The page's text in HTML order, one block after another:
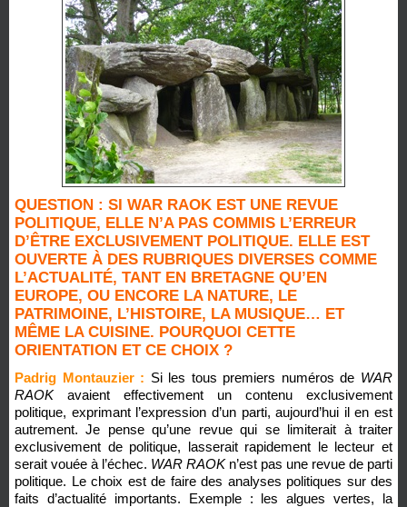
QUESTION : SI WAR RAOK EST UNE REVUE
POLITIQUE, ELLE N’A PAS COMMIS L’ERREUR
D’ÊTRE EXCLUSIVEMENT POLITIQUE. ELLE EST
OUVERTE À DES RUBRIQUES DIVERSES COMME
L’ACTUALITÉ, TANT EN BRETAGNE QU’EN
EUROPE, OU ENCORE LA NATURE, LE
PATRIMOINE, L’HISTOIRE, LA MUSIQUE… ET
MÊME LA CUISINE. POURQUOI CETTE
ORIENTATION ET CE CHOIX ?
Padrig Montauzier : Si les tous premiers numéros de WAR
RAOK avaient effectivement un contenu exclusivement
politique, exprimant l’expression d’un parti, aujourd’hui il en est
autrement. Je pense qu’une revue qui se limiterait à traiter
exclusivement de politique, lasserait rapidement le lecteur et
serait vouée à l’échec. WAR RAOKn’est pas une revue de parti
politique. Le choix est de faire des analyses politiques sur des
faits d’actualité importants. Exemple : les algues vertes, la